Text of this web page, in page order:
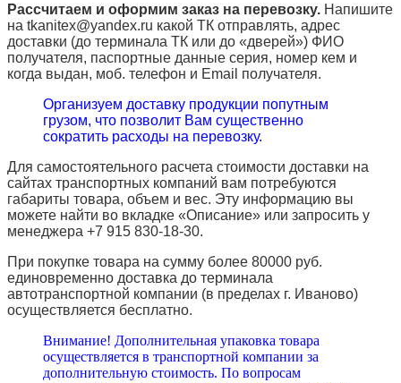
Рассчитаем и оформим заказ на перевозку. Напишите
на tkanitex@yandex.ru какой ТК отправлять, адрес
доставки (до терминала ТК или до «дверей») ФИО
получателя, паспортные данные серия, номер кем и
когда выдан, моб. телефон и Email получателя.
Организуем доставку продукции попутным
грузом, что позволит Вам существенно
сократить расходы на перевозку.
Для самостоятельного расчета стоимости доставки на
сайтах транспортных компаний вам потребуются
габариты товара, объем и вес. Эту информацию вы
можете найти во вкладке «Описание» или запросить у
менеджера +7 915 830-18-30.
При покупке товара на сумму более 80000 руб.
единовременно доставка до терминала
автотранспортной компании (в пределах г. Иваново)
осуществляется бесплатно.
Внимание! Дополнительная упаковка товара
осуществляется в транспортной компании за
дополнительную стоимость. По вопросам